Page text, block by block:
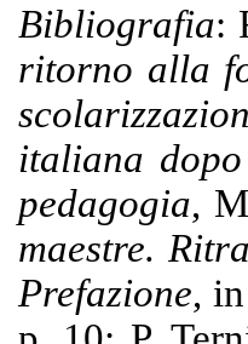
Bibliografia:
ritorno alla
italiana
pedagogia,
maestre.
Prefazione,